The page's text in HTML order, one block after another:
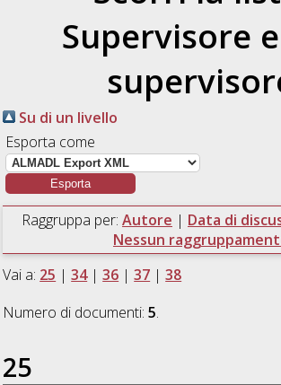
Supervisore
Su di un livello
Esporta come
Raggruppa per: Autore | Data di
Nessun
Vai a: 25 |34|36 |37 |38
Numero di documenti:5.
25